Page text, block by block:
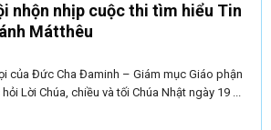
nhộn nhịp cuộc thi tìm hiểu Tin
Mátthêu
của Đức Cha Đaminh – Giám mục Giáo phận
Lời Chúa, chiều và tối Chúa Nhật ngày 19 ...